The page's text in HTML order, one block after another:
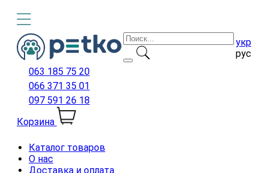
укр
рус
063 185 75 20
066 371 35 01
097 591 26 18
Корзина
Каталог товаров
О нас
Доставка и оплата